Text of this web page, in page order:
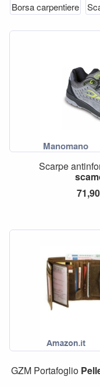
Borsa carpentiere
Scarpe
GZM Portafoglio